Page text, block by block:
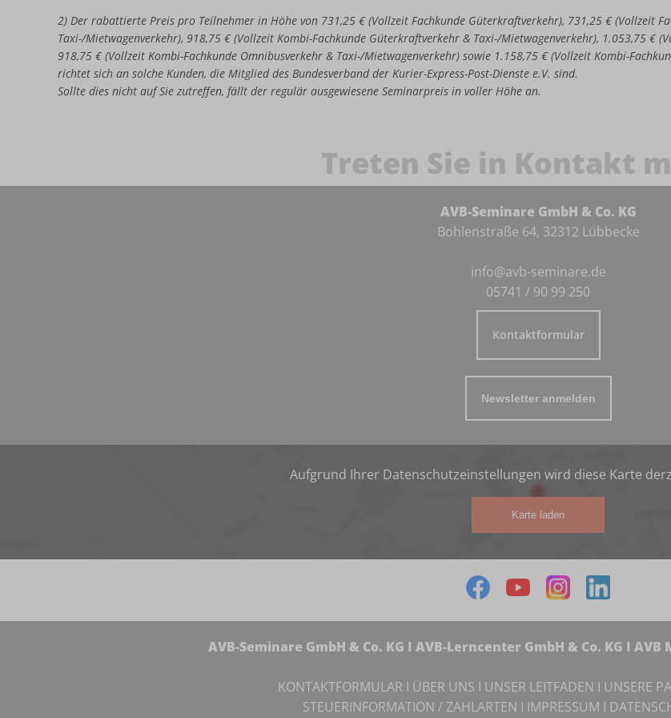
2) Der rabattierte Preis pro Teilnehmer in Höhe von 731,25 € (Vollzeit Fachkunde Güterkraftverkehr), 731,25 € (Vollzeit
Taxi-/Mietwagenverkehr), 918,75 € (Vollzeit Kombi-Fachkunde Güterkraftverkehr & Taxi-/Mietwagenverkehr), 1.053,75 €
918,75 € (Vollzeit Kombi-Fachkunde Omnibusverkehr & Taxi-/Mietwagenverkehr) sowie 1.158,75 € (Vollzeit Kombi-
richtet sich an solche Kunden, die Mitglied des Bundesverband der Kurier-Express-Post-Dienste e.V. sind.
Sollte dies nicht auf Sie zutreffen, fällt der regulär ausgewiesene Seminarpreis in voller Höhe an.
Treten Sie in Kontakt
AVB-Seminare GmbH & Co. KG
Bohlenstraße 64, 32312 Lübbecke
info@avb-seminare.de
05741 / 90 99 250
Kontaktformular
Newsletter anmelden
Aufgrund Ihrer Datenschutzeinstellungen wird diese Karte
Karte laden
AVB-Seminare GmbH & Co. KG I AVB-Lerncenter GmbH & Co. KG I AVB
KONTAKTFORMULAR I ÜBER UNS I UNSER LEITFADEN I UNSERE
STEUERINFORMATION / ZAHLARTEN I IMPRESSUM I